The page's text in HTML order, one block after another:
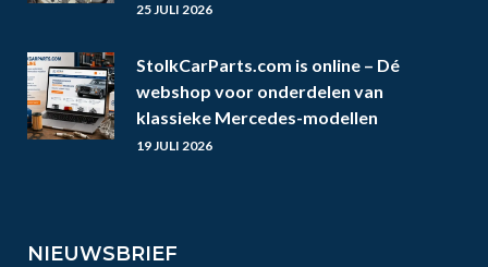
25 JULI 2026
StolkCarParts.com is online – Dé
webshop voor onderdelen van
klassieke Mercedes-modellen
19 JULI 2026
NIEUWSBRIEF